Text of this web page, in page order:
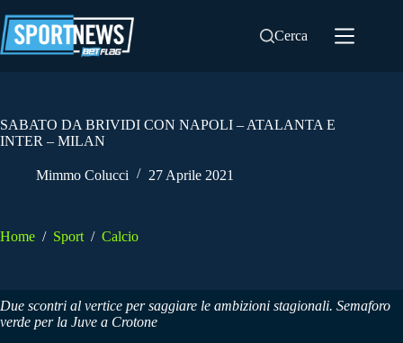
al
contenuto
Cerca
SABATO DA BRIVIDI CON NAPOLI – ATALANTA E
INTER – MILAN
Mimmo Colucci 27 Aprile 2021
Home / Sport / Calcio
Due scontri al vertice per saggiare le ambizioni stagionali. Semaforo
verde per la Juve a Crotone